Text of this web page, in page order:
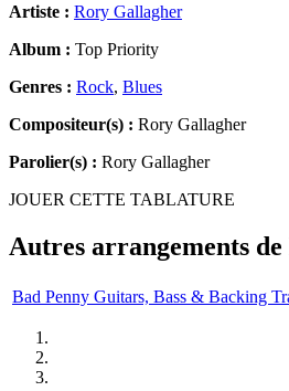
Artiste : Rory Gallagher
Album : Top Priority
Genres : Rock, Blues
Compositeur(s) : Rory Gallagher
Parolier(s) : Rory Gallagher
JOUER CETTE TABLATURE
Autres arrangements de
Bad Penny Guitars, Bass & Backing